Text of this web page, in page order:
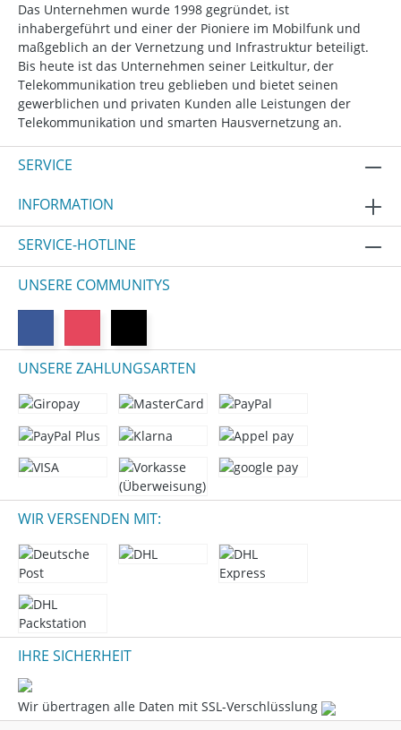
Das Unternehmen wurde 1998 gegründet, ist
inhabergeführt und einer der Pioniere im Mobilfunk und
maßgeblich an der Vernetzung und Infrastruktur beteiligt.
Bis heute ist das Unternehmen seiner Leitkultur, der
Telekommunikation treu geblieben und bietet seinen
gewerblichen und privaten Kunden alle Leistungen der
Telekommunikation und smarten Hausvernetzung an.
SERVICE
INFORMATION
SERVICE-HOTLINE
UNSERE COMMUNITYS
UNSERE ZAHLUNGSARTEN
WIR VERSENDEN MIT:
IHRE SICHERHEIT
Wir übertragen alle Daten mit SSL-Verschlüsslung